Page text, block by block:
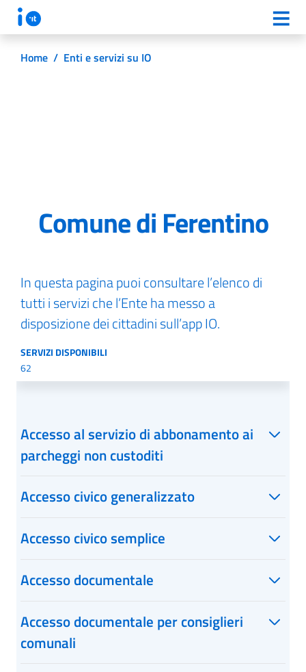
Home / Enti e servizi su IO
Comune di Ferentino
In questa pagina puoi consultare l’elenco di
tutti i servizi che l’Ente ha messo a
disposizione dei cittadini sull’app IO.
SERVIZI DISPONIBILI
62
Accesso al servizio di abbonamento ai
parcheggi non custoditi
Accesso civico generalizzato
Accesso civico semplice
Accesso documentale
Accesso documentale per consiglieri
comunali